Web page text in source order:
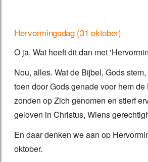
Hervormingsdag (31 oktober)
O ja, Wat heeft dit dan met
Nou, alles. Wat de Bijbel, Gods
toen door Gods genade voor hem
zonden op Zich genomen en stierf
geloven in Christus, Wiens
En daar denken we aan op
oktober.